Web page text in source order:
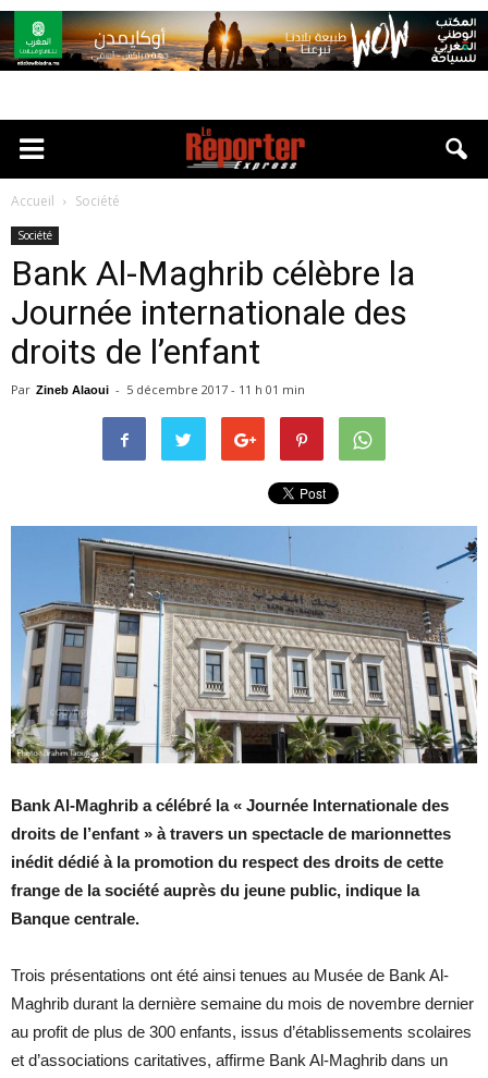
Accueil Société
Société
Bank Al-Maghrib célèbre la
Journée internationale des
droits de l’enfant
Par Zineb Alaoui - 5 décembre 2017 - 11 h 01 min
Bank Al-Maghrib a célébré la « Journée Internationale des
droits de l’enfant » à travers un spectacle de marionnettes
inédit dédié à la promotion du respect des droits de cette
frange de la société auprès du jeune public, indique la
Banque centrale.
Trois présentations ont été ainsi tenues au Musée de Bank Al-
Maghrib durant la dernière semaine du mois de novembre dernier
au profit de plus de 300 enfants, issus d’établissements scolaires
et d’associations caritatives, affirme Bank Al-Maghrib dans un